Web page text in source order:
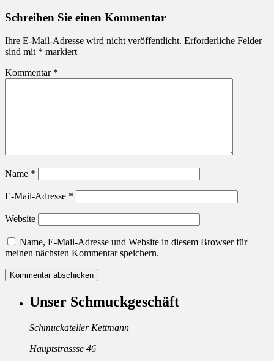
Schreiben Sie einen Kommentar
Ihre E-Mail-Adresse wird nicht veröffentlicht. Erforderliche Felder
sind mit * markiert
Kommentar *
Name *
E-Mail-Adresse *
Website
Name, E-Mail-Adresse und Website in diesem Browser für
meinen nächsten Kommentar speichern.
Unser Schmuckgeschäft
Schmuckatelier Kettmann
Hauptstrassse 46